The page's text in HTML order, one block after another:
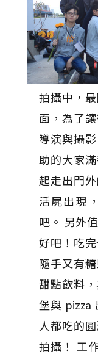
拍攝中，
面，為了
導演與攝
助的大家
起走出門
活屍出現
吧。 另外
好吧！吃
隨手又有
甜點飲料
堡與 pizza
人都吃的
拍攝！ 工